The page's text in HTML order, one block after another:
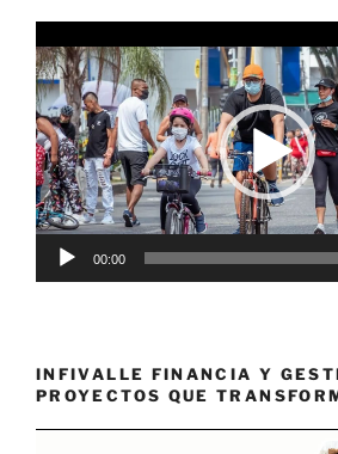
de
vídeo
00:00
INFIVALLE FINANCIA Y
PROYECTOS QUE